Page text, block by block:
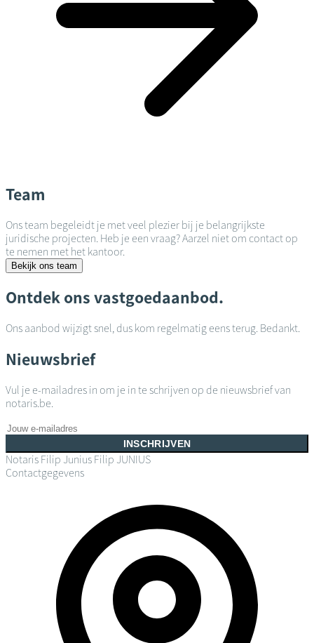
Team
Ons team begeleidt je met veel plezier bij je belangrijkste
juridische projecten. Heb je een vraag? Aarzel niet om contact op
te nemen met het kantoor.
Bekijk ons team
Ontdek ons vastgoedaanbod.
Ons aanbod wijzigt snel, dus kom regelmatig eens terug. Bedankt.
Nieuwsbrief
Vul je e-mailadres in om je in te schrijven op de nieuwsbrief van
notaris.be.
INSCHRIJVEN
Notaris Filip Junius Filip JUNIUS
Contactgegevens